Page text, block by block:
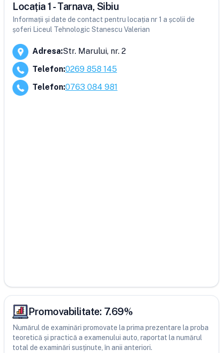
Locația 1 - Tarnava, Sibiu
Informații și date de contact pentru locația nr 1 a școlii de
șoferi Liceul Tehnologic Stanescu Valerian
Adresa:Str. Marului, nr. 2
Telefon:0269 858 145
Telefon:0763 084 981
Promovabilitate: 7.69%
Numărul de examinări promovate la prima prezentare la proba
teoretică și practică a examenului auto, raportat la numărul
total de examinări susținute, în anii anteriori.